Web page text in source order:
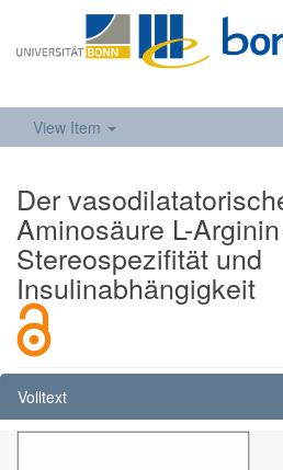
View Item
Der
Aminosäure L-
Stereospezifität und
Insulinabhängigkeit
Volltext